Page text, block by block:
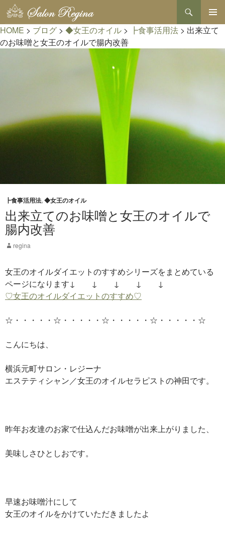
検
索
メインメ
ニュー
ン
ン
HOME > ブログ > ◆女王のオイル > ┣食事活用法 > 出来立て
のお味噌と女王のオイルで腸内改善
┣食事活用法,◆女王のオイル
出来立てのお味噌と女王のオイルで
腸内改善
regina
女王のオイルダイエットのすすめシリーズをまとめている
ページになります↓ ↓ ↓ ↓ ↓
♡女王のオイルダイエットのすすめ♡
☆・・・・・☆・・・・・☆・・・・・☆・・・・・☆
こんにちは、
横浜元町サロン・レジーナ
エステティシャン／女王のオイルセラピストの神田です。
昨年お友達のお家で仕込んだお味噌が出来上がりました、
美味しさひとしおです。
早速お味噌汁にして
女王のオイルをかけていただきましたよ